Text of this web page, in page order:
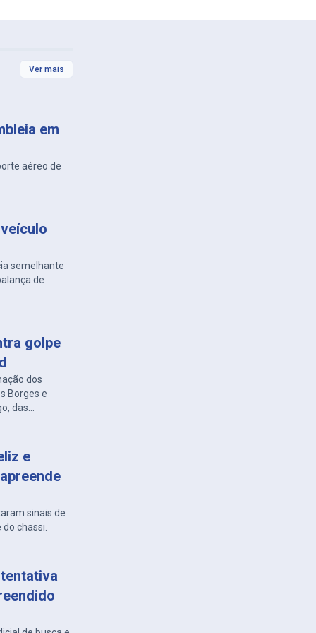
Ver mais
em
aéreo de
semelhante
de
golpe
dos
Borges e
das
e
sinais de
chassi.